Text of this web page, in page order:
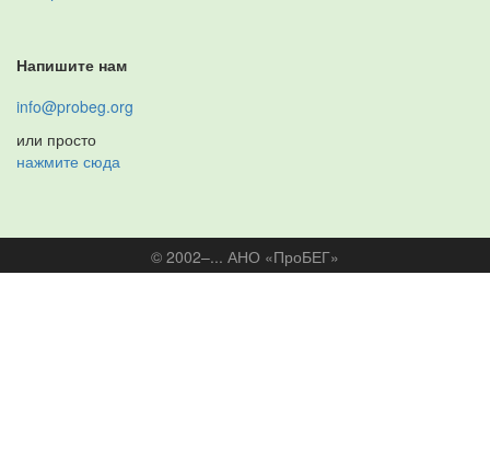
Напишите нам
info@probeg.org
или просто
нажмите сюда
© 2002–... АНО «ПроБЕГ»